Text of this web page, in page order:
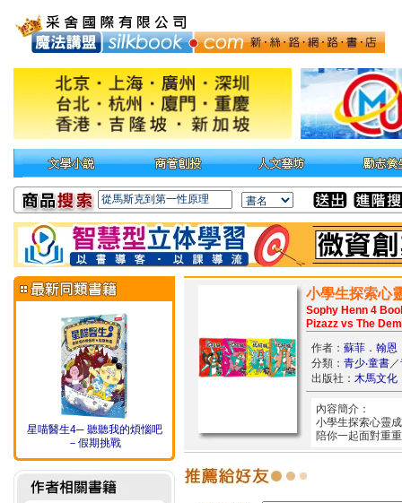
星喵醫生4─ 聽聽我的煩惱吧
－假期挑戰
小學生探索心
Sophy Henn 4
Pizazz vs The
作者： 蘇菲．翰恩
分類： 青少‧童書／
出版社： 木馬文化
內容簡介：
小學生探索心靈
陪你一起面對重